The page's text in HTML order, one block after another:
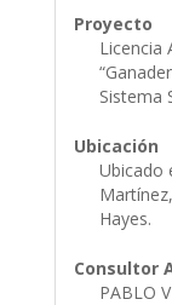
Proyecto
Licencia
Sistema
Ubicación
Ubicado
Hayes.
Consultor
PABLO